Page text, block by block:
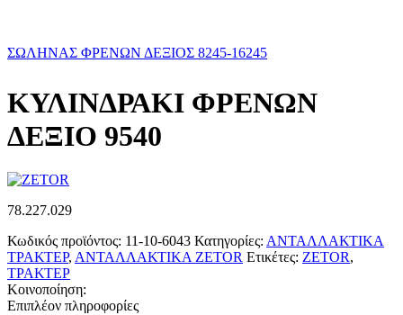
ΣΩΛΗΝΑΣ ΦΡΕΝΩΝ ΔΕΞΙΟΣ 8245-16245
ΚΥΛΙΝΔΡΑΚΙ ΦΡΕΝΩΝ
ΔΕΞΙΟ 9540
78.227.029
Κωδικός προϊόντος: 11-10-6043 Κατηγορίες: ΑΝΤΑΛΛΑΚΤΙΚΑ
ΤΡΑΚΤΕΡ, ΑΝΤΑΛΛΑΚΤΙΚΑ ZETOR Ετικέτες: ZETOR,
ΤΡΑΚΤΕΡ
Κοινοποίηση:
Επιπλέον πληροφορίες